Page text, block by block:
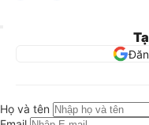
Họ và tên